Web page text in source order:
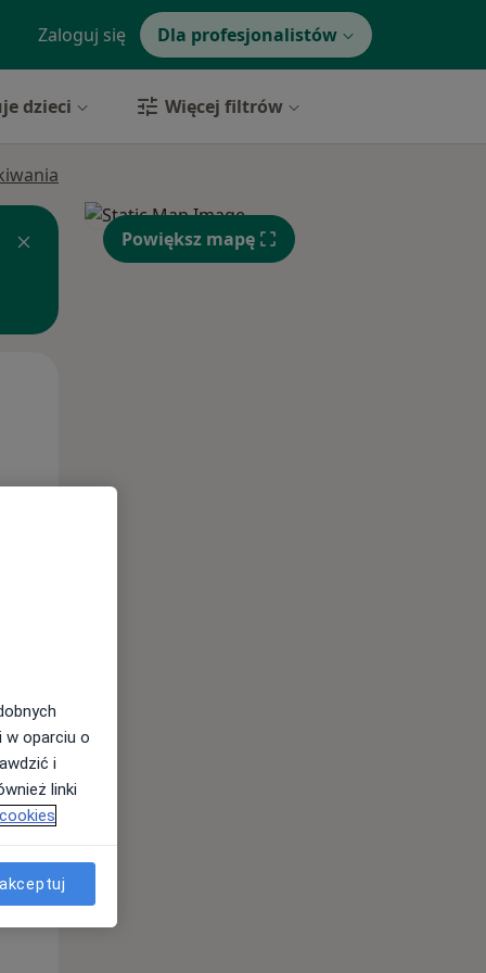
Zaloguj się Dla profesjonalistów
dzieci Więcej filtrów
Wt,
11 Sie
Powiększ mapę
w oparciu o
i
linki